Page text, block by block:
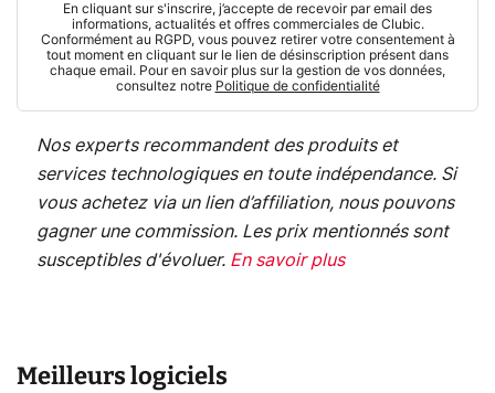
En cliquant sur s'inscrire, j’accepte de recevoir par email des
informations, actualités et offres commerciales de Clubic.
Conformément au RGPD, vous pouvez retirer votre consentement à
tout moment en cliquant sur le lien de désinscription présent dans
chaque email. Pour en savoir plus sur la gestion de vos données,
consultez notre Politique de confidentialité
Nos experts recommandent des produits et
services technologiques en toute indépendance. Si
vous achetez via un lien d’affiliation, nous pouvons
gagner une commission. Les prix mentionnés sont
susceptibles d'évoluer. En savoir plus
Meilleurs logiciels